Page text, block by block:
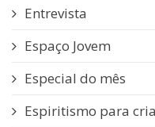
Entrevista
Espaço Jovem
Especial do mês
Espiritismo para